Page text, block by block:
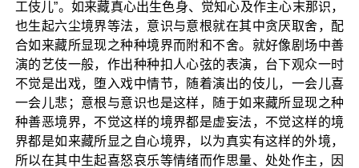
工伎儿”。如来藏真心出生色身、觉知心及作主心末那识，
也生起六尘境界等法，意识与意根就在其中贪厌取舍，配
合如来藏所显现之种种境界而附和不舍。就好像剧场中善
演的艺伎一般，作出种种扣人心弦的表演，台下观众一时
不觉是出戏，堕入戏中情节，随着演出的伎儿，一会儿喜
一会儿悲；意根与意识也是这样，随于如来藏所显现之种
种善恶境界，不觉这样的境界都是虚妄法，不觉这样的境
界都是如来藏所显之自心境界，以为真实有这样的外境，
所以在其中生起喜怒哀乐等情绪而作思量、处处作主，因